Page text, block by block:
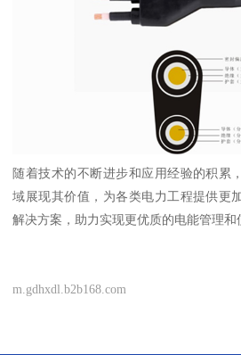
随着技术的不断进步和应用经验的积累
域展现其价值，为各类电力工程提供更
解决方案，助力实现更优质的电能管理和
m.gdhxdl.b2b168.com